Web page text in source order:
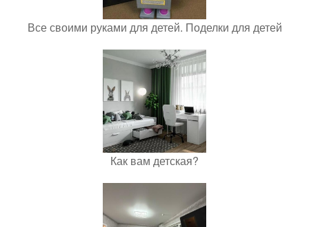
Все своими руками для детей. Поделки для детей
Как вам детская?